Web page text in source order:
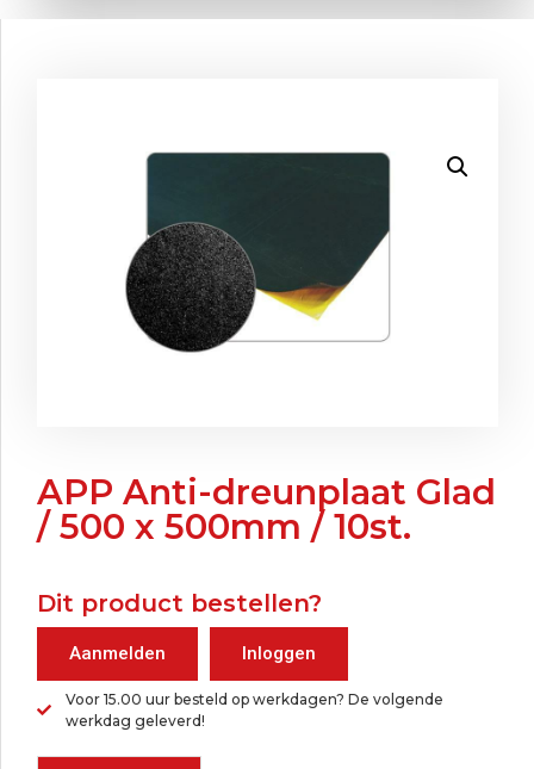
APP Anti-dreunplaat Glad
/ 500 x 500mm / 10st.
Dit product bestellen?
Aanmelden Inloggen
Voor 15.00 uur besteld op werkdagen? De volgende
werkdag geleverd!